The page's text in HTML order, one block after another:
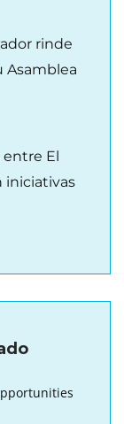
rinde
Asamblea
entre El
iniciativas